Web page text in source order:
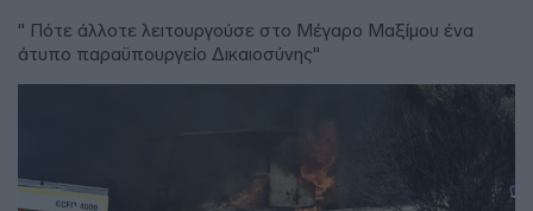
" Πότε άλλοτε λειτουργούσε στο Μέγαρο Μαξίμου ένα
άτυπο παραϋπουργείο Δικαιοσύνης"